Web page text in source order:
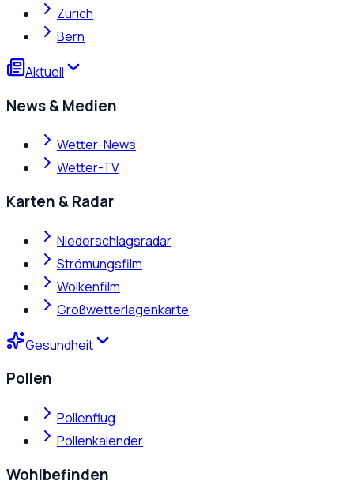
Zürich
Bern
Aktuell
News & Medien
Wetter-News
Wetter-TV
Karten & Radar
Niederschlagsradar
Strömungsfilm
Wolkenfilm
Großwetterlagenkarte
Gesundheit
Pollen
Pollenflug
Pollenkalender
Wohlbefinden